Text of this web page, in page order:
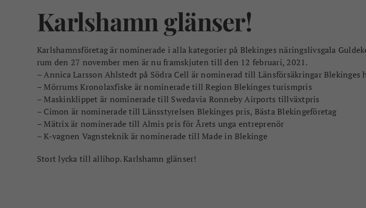
Karlshamn glänser!
Karlshamnsföretag är nominerade i alla kategorier på Blekinges näringslivsgala
rum den 27 november men är nu framskjuten till den 12 februari, 2021.
– Annica Larsson Ahlstedt på Södra Cell är nominerad till Länsförsäkringar Blekinges
– Mörrums Kronolaxfiske är nominerade till Region Blekinges turismpris
– Maskinklippet är nominerade till Swedavia Ronneby Airports tillväxtpris
– Cimon är nominerade till Länsstyrelsen Blekinges pris, Bästa Blekingeföretag
– Mätrix är nominerade till Almis pris för Årets unga entreprenör
– K-vagnen Vagnsteknik är nominerade till Made in Blekinge
Stort lycka till allihop. Karlshamn glänser!